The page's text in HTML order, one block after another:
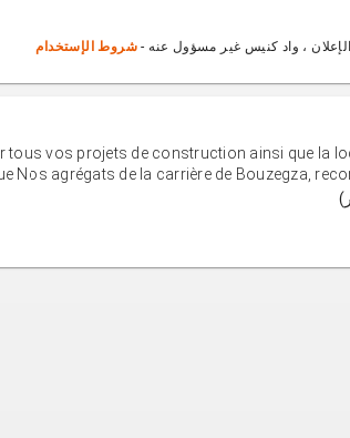
، واد كنيس غير مسؤول عنه - شروط الإستخدام
tous vos projets de construction ainsi que la
Nos agrégats de la carrière de Bouzegza,